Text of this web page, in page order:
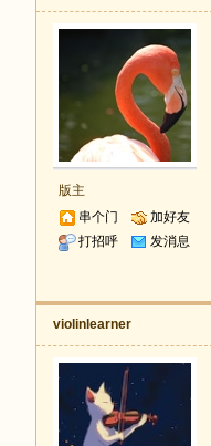
版主
串个门
加好友
打招呼
发消息
violinlearner